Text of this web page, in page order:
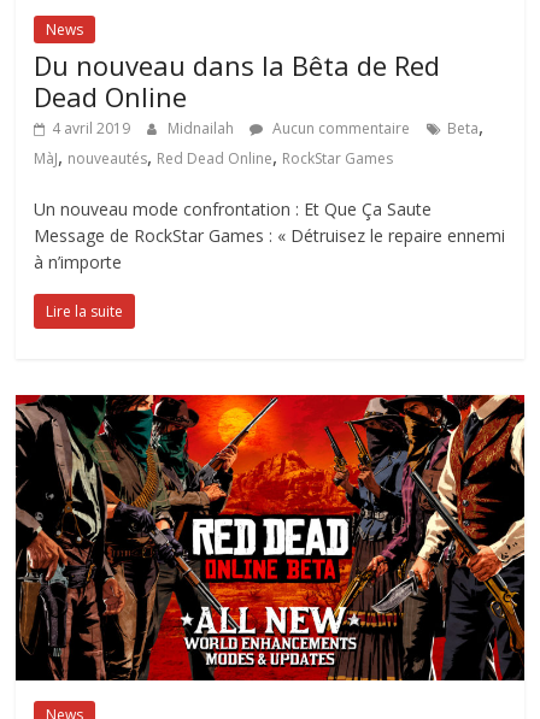
News
Du nouveau dans la Bêta de Red
Dead Online
4 avril 2019 Midnailah Aucun commentaire Beta,
MàJ, nouveautés, Red Dead Online, RockStar Games
Un nouveau mode confrontation : Et Que Ça Saute
Message de RockStar Games : « Détruisez le repaire ennemi
à n’importe
Lire la suite
News